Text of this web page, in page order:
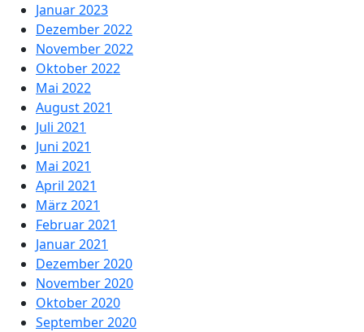
Januar 2023
Dezember 2022
November 2022
Oktober 2022
Mai 2022
August 2021
Juli 2021
Juni 2021
Mai 2021
April 2021
März 2021
Februar 2021
Januar 2021
Dezember 2020
November 2020
Oktober 2020
September 2020